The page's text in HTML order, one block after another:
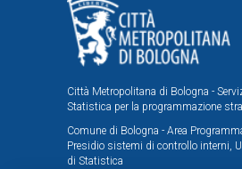
Città Metropolitana di Bologna -
Statistica per la programmazione
Comune di Bologna - Area
Presidio sistemi di controllo interni,
di Statistica